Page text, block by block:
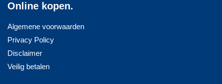
Online kopen.
Algemene voorwaarden
Privacy Policy
Disclaimer
Veilig betalen